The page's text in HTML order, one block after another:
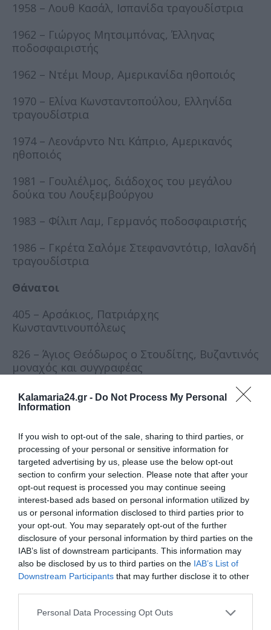
Kalamaria24.gr - Do Not Process My Personal
Information
If you wish to opt-out of the sale, sharing to third parties, or
processing of your personal or sensitive information for
targeted advertising by us, please use the below opt-out
section to confirm your selection. Please note that after your
opt-out request is processed you may continue seeing
interest-based ads based on personal information utilized by
us or personal information disclosed to third parties prior to
your opt-out. You may separately opt-out of the further
disclosure of your personal information by third parties on the
IAB’s list of downstream participants. This information may
also be disclosed by us to third parties on the IAB’s List of
Downstream Participants that may further disclose it to other
Personal Data Processing Opt Outs
1958 – Λουθ Κασάλ, Ισπανίδα τραγουδίστρια
1962 – Γιώργος Μητσιμπόνας, Έλληνας
ποδοσφαιριστής
1962 – Ντέμι Μουρ, Αμερικανίδα ηθοποιός
1970 – Ελίνα Κωνσταντοπούλου, Ελληνίδα
τραγουδίστρια
1974 – Λεονάρντο Ντι Κάπριο, Αμερικανός
ηθοποιός
1981 – Γουλιέλμος, διάδοχος του μεγάλου
δούκα του Λουξεμβούργου
1983 – Φίλιπ Λαμ, Γερμανός ποδοσφαιριστής
1986 – Γκρέτα Σαλόμε Στεφανσντότιρ, Ισλανδή
τραγουδίστρια
Θάνατοι
405 – Αρσάκιος, Πατριάρχης
Κωνσταντινουπόλεως
826 – Άγιος Θεόδωρος ο Στουδίτης, Βυζαντινός
μοναχός και συγγραφέας
875 – Τευτβέργα, βασίλισσα της Λοθαριγγίας
αυτοκράτορας
1048 – Αδαλβέρτος, δούκας της Λωρραίνης
1130 – Θηρεσία, κόμισσα της Πορτογαλίας
1285 – Πέτρος Γ’, βασιλιάς της Αραγωνίας
1331 – Στέφανος Ούρος Γ’, βασιλιάς της
Σερβίας
1855 – Σαίρεν Κίρκεγκορ, Δανός φιλόσοφος
1910 – Κωνσταντίνος Κωνσταντόπουλος,
Έλληνας πολιτικός